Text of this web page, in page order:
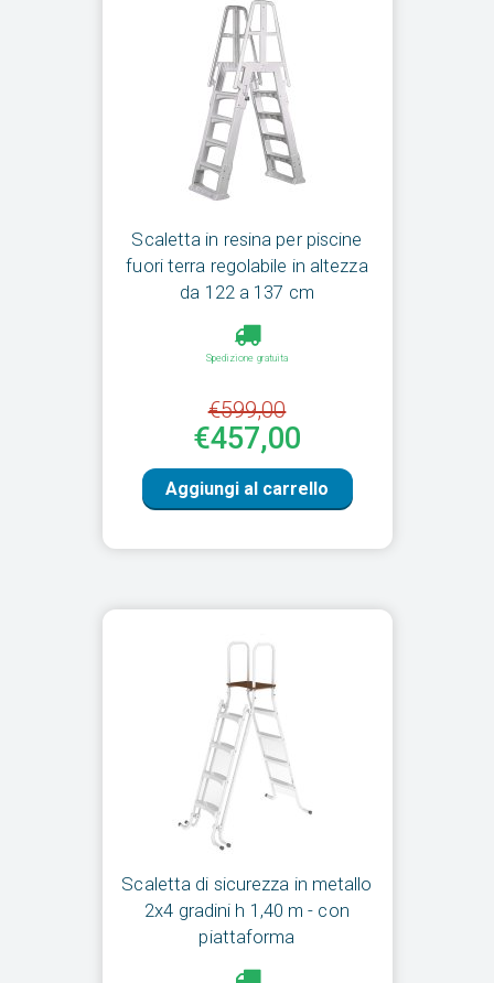
Scaletta in resina per piscine
fuori terra regolabile in altezza
da 122 a 137 cm
Spedizione gratuita
€599,00
€457,00
Aggiungi al carrello
Scaletta di sicurezza in metallo
2x4 gradini h 1,40 m - con
piattaforma